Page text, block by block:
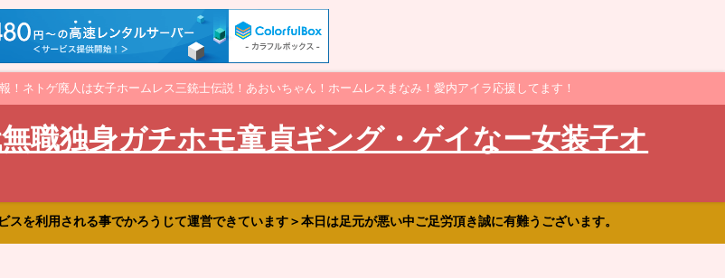
ネトゲ廃人は女子ホームレス三銃士伝説！あおいちゃん！ホームレスまなみ！愛内アイラ応援してます！
職独身ガチホモ童貞ギング・ゲイなー女装子オ
を利用される事でかろうじて運営できています＞本日は足元が悪い中ご足労頂き誠に有難うございます。